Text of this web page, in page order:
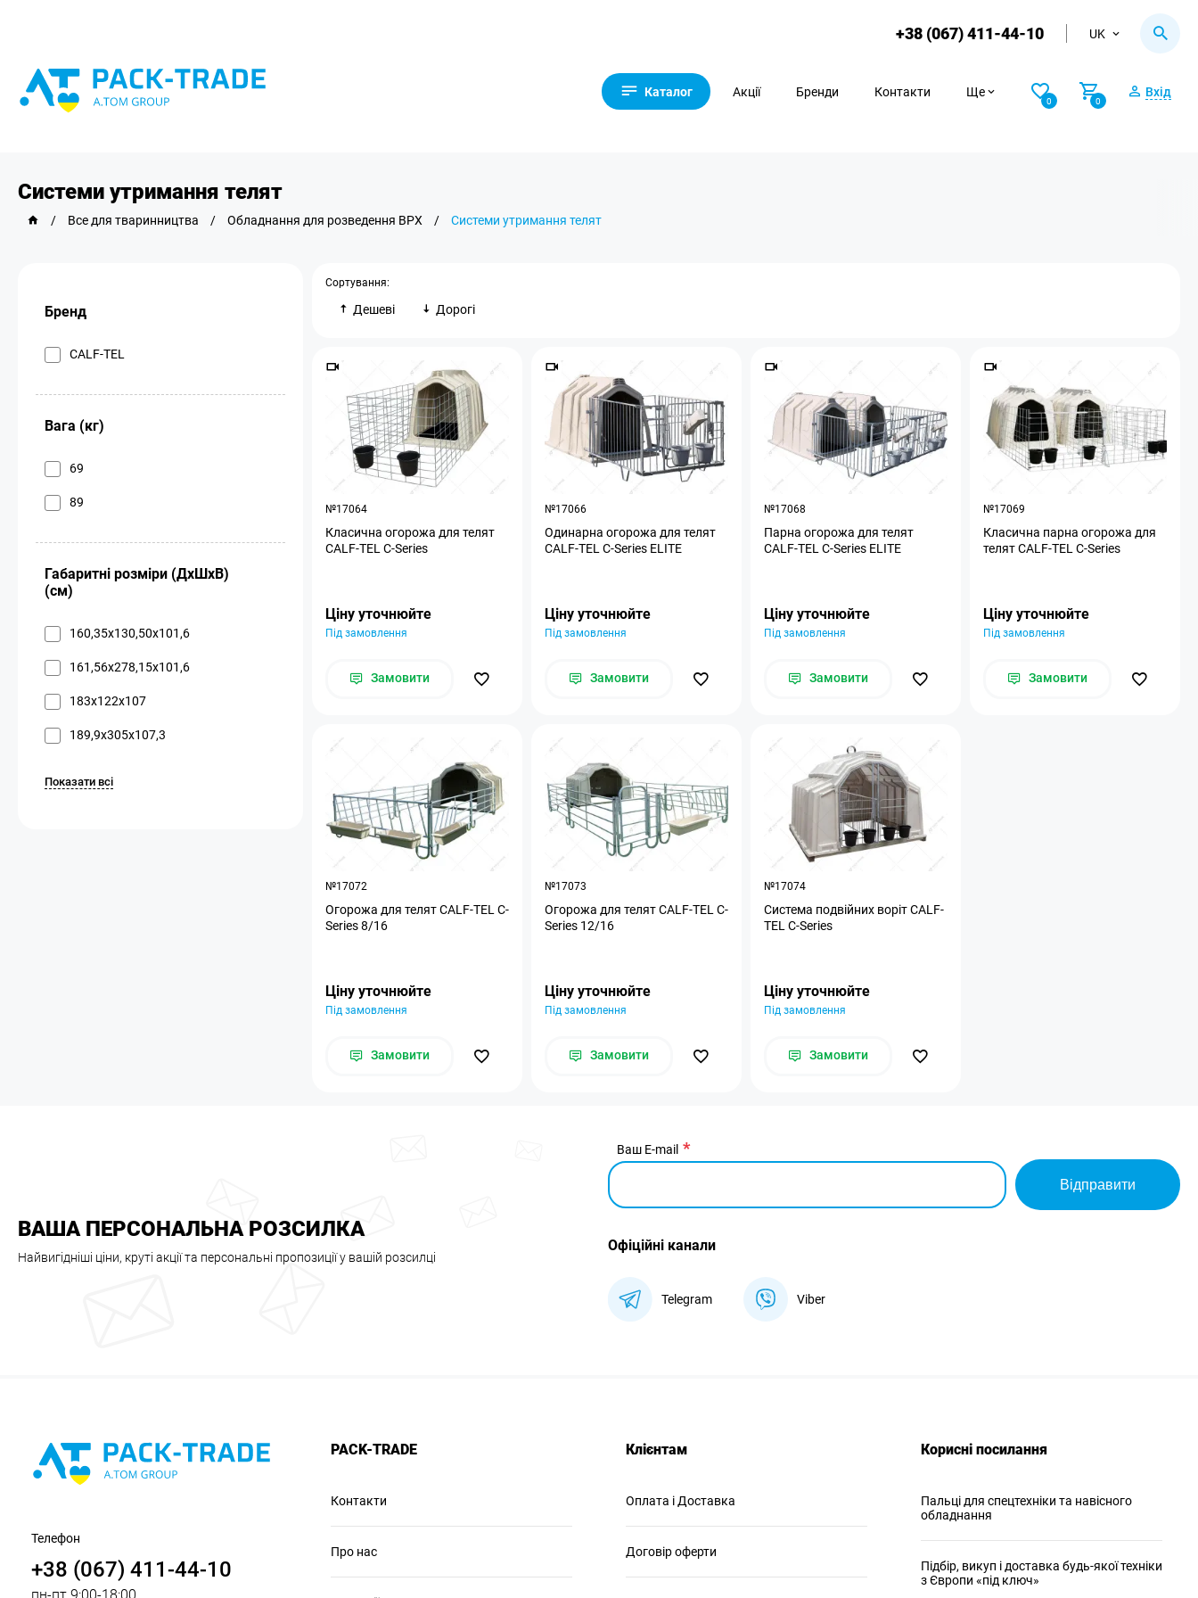
+38 (067) 411-44-10 UK
Каталог Акції Бренди Контакти Ще
0 0
Вхід
Системи утримання телят
/ Все для тваринництва / Обладнання для розведення ВРХ / Системи утримання телят
Бренд
CALF-TEL
Вага (кг)
69
89
Габаритні розміри (ДхШхВ)
(см)
160,35x130,50x101,6
161,56x278,15x101,6
183x122x107
189,9x305x107,3
Показати всі
Сортування:
Дешеві Дорогі
№17064
Класична огорожа для телят
CALF-TEL C-Series
Ціну уточнюйте
Під замовлення
Замовити
№17066
Одинарна огорожа для телят
CALF-TEL C-Series ELITE
Ціну уточнюйте
Під замовлення
Замовити
№17068
Парна огорожа для телят
CALF-TEL C-Series ELITE
Ціну уточнюйте
Під замовлення
Замовити
№17069
Класична парна огорожа для
телят CALF-TEL C-Series
Ціну уточнюйте
Під замовлення
Замовити
№17072
Огорожа для телят CALF-TEL C-
Series 8/16
Ціну уточнюйте
Під замовлення
Замовити
№17073
Огорожа для телят CALF-TEL C-
Series 12/16
Ціну уточнюйте
Під замовлення
Замовити
№17074
Система подвійних воріт CALF-
TEL C-Series
Ціну уточнюйте
Під замовлення
Замовити
ВАША ПЕРСОНАЛЬНА РОЗСИЛКА
Найвигідніші ціни, круті акції та персональні пропозиції у вашій розсилці
Ваш E-mail
Відправити
Офіційні канали
Telegram Viber
Телефон
+38 (067) 411-44-10
PACK-TRADE
Контакти
Про нас
Клієнтам
Оплата і Доставка
Договір оферти
Корисні посилання
Пальці для спецтехніки та навісного
обладнання
Підбір, викуп і доставка будь-якої техніки
з Європи «під ключ»